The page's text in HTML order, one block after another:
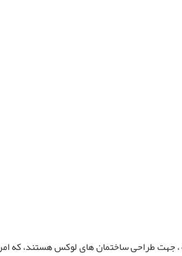
جهت طراحی ساختمان های لوکس هستند، که